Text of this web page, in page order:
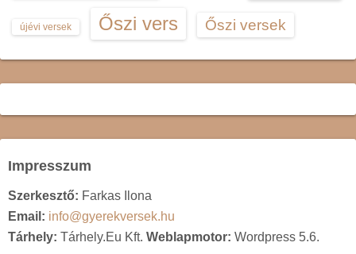
újévi versek Őszi vers Őszi versek
Impresszum
Szerkesztő: Farkas Ilona
Email: info@gyerekversek.hu
Tárhely: Tárhely.Eu Kft. Weblapmotor: Wordpress 5.6.